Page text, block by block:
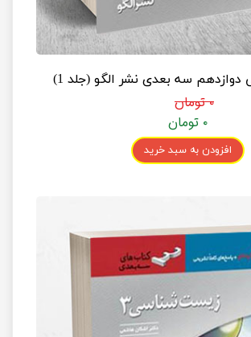
سه بعدی نشر الگو (جلد 1)
۰ تومان
۰ تومان
افزودن به سبد خرید